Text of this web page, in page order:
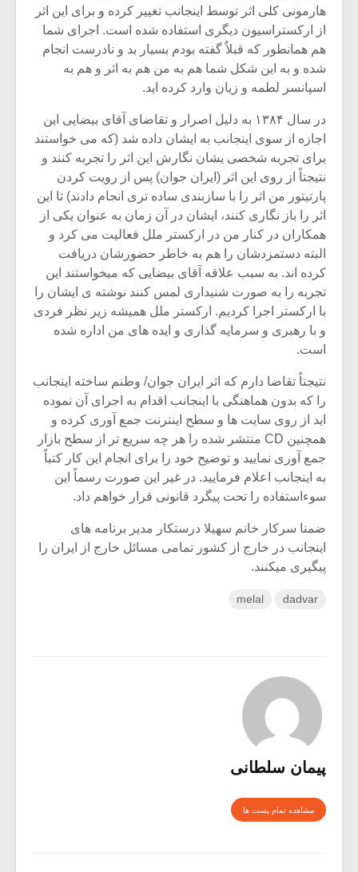
هارمونی کلی اثر توسط اینجانب تغییر کرده و برای این اثر
از ارکستراسیون دیگری استفاده شده است. اجرای شما
هم همانطور که قبلاٌ گفته بودم بسیار بد و نادرست انجام
شده و به این شکل شما هم به من هم به اثر و هم به
اسپانسر لطمه و زیان وارد کرده اید.
در سال ۱۳۸۴ به دلیل اصرار و تقاضای آقای بیضایی این
اجازه از سوی اینجانب به ایشان داده شد (که می خواستند
برای تجربه شخصی یشان نگارش این اثر را تجربه کنند و
نتیجتاً از روی این اثر (ایران جوان) پس از رویت کردن
پارتیتور من اثر را با سازبندی ساده تری انجام دادند) تا این
اثر را باز نگاری کنند، ایشان در آن زمان به عنوان یکی از
همکاران در کنار من در ارکستر ملل فعالیت می کرد و
البته دستمزدشان را هم به خاطر حضورشان دریافت
کرده اند. به سبب علاقه آقای بیضایی که میخواستند این
تجربه را به صورت شنیداری لمس کنند نوشته ی ایشان را
با ارکستر اجرا کردیم. ارکستر ملل همیشه زیر نظر فردی
و با رهبری و سرمایه گذاری و ایده های من اداره شده
است.
نتیجتاً تقاضا دارم که اثر ایران جوان/ وطنم ساخته اینجانب
را که بدون هماهنگی با اینجانب اقدام به اجرای آن نموده
اید از روی سایت ها و سطح اینترنت جمع آوری کرده و
همچنین CD منتشر شده را هر چه سریع تر از سطح بازار
جمع آوری نمایید و توضیح خود را برای انجام این کار کتباً
به اینجانب اعلام فرمایید. در غیر این صورت رسماً این
سوءاستفاده را تحت پیگرد قانونی قرار خواهم داد.
ضمنا سرکار خانم سهیلا درستکار مدیر برنامه های
اینجانب در خارج از کشور تمامی مسائل خارج از ایران را
پیگیری میکنند.
dadvar
melal
پیمان سلطانی
مشاهده تمام پست ها